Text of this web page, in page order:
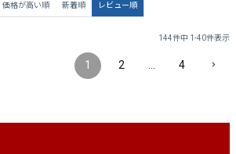
価格が高い順 新着順 レビュー順
144件中 1 -40件表示
1 2 … 4